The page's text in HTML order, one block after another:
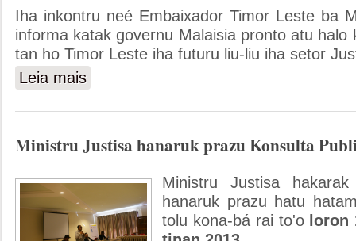
Iha inkontru neé Embaixador Timor Leste ba
informa katak governu Malaisia pronto atu halo
tan ho Timor Leste iha futuru liu-liu iha setor
Leia mais
Ministru Justisa hanaruk prazu Konsulta
Ministru Justisa
hanaruk prazu hatu
tolu kona-bá rai to'o loron